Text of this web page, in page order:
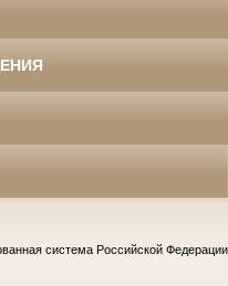
система Российской